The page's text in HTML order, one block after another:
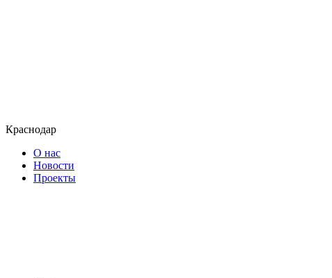
Краснодар
О нас
Новости
Проекты